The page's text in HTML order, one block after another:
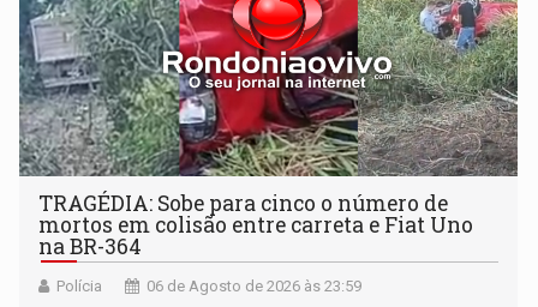
TRAGÉDIA: Sobe para cinco o número de
mortos em colisão entre carreta e Fiat Uno
na BR-364
Polícia 06 de Agosto de 2026 às 23:59